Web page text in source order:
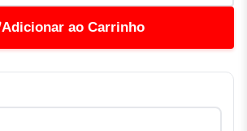
Adicionar ao Carrinho